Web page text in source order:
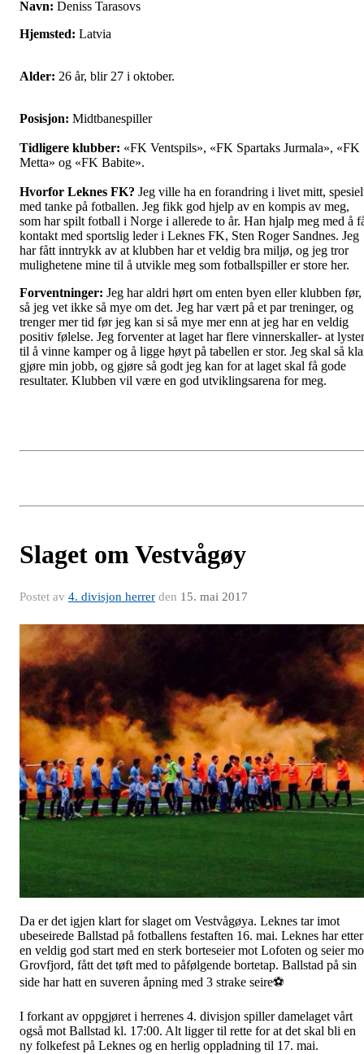
Navn: Deniss Tarasovs
Hjemsted: Latvia
Alder: 26 år, blir 27 i oktober.
Posisjon: Midtbanespiller
Tidligere klubber: «FK Ventspils», «FK Spartaks Jurmala», «FK
Metta» og «FK Babite».
Hvorfor Leknes FK? Jeg ville ha en forandring i livet mitt,
med tanke på fotballen. Jeg fikk god hjelp av en kompis av meg,
som har spilt fotball i Norge i allerede to år. Han hjalp meg med å
kontakt med sportslig leder i Leknes FK, Sten Roger Sandnes. Jeg
har fått inntrykk av at klubben har et veldig bra miljø, og jeg tror
mulighetene mine til å utvikle meg som fotballspiller er store her.
Forventninger: Jeg har aldri hørt om enten byen eller klubben før,
så jeg vet ikke så mye om det. Jeg har vært på et par treninger, og
trenger mer tid før jeg kan si så mye mer enn at jeg har en veldig
positiv følelse. Jeg forventer at laget har flere vinnerskaller- at
til å vinne kamper og å ligge høyt på tabellen er stor. Jeg skal så
gjøre min jobb, og gjøre så godt jeg kan for at laget skal få gode
resultater. Klubben vil være en god utviklingsarena for meg.
Slaget om Vestvågøy
Postet av 4. divisjon herrer den 15. mai 2017
Da er det igjen klart for slaget om Vestvågøya. Leknes tar imot
ubeseirede Ballstad på fotballens festaften 16. mai. Leknes har etter
en veldig god start med en sterk borteseier mot Lofoten og seier
Grovfjord, fått det tøft med to påfølgende bortetap. Ballstad på sin
side har hatt en suveren åpning med 3 strake seire⚽️
I forkant av oppgjøret i herrenes 4. divisjon spiller damelaget vårt
også mot Ballstad kl. 17:00. Alt ligger til rette for at det skal bli en
ny folkefest på Leknes og en herlig oppladning til 17. mai.